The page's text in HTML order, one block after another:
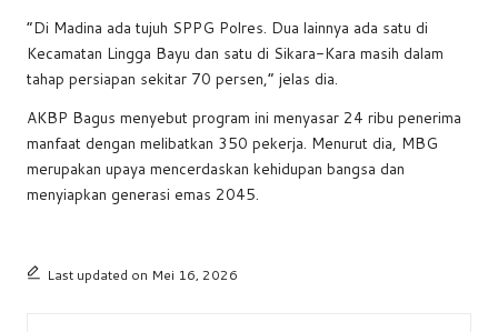
“Di Madina ada tujuh SPPG Polres. Dua lainnya ada satu di
Kecamatan Lingga Bayu dan satu di Sikara-Kara masih dalam
tahap persiapan sekitar 70 persen,” jelas dia.
AKBP Bagus menyebut program ini menyasar 24 ribu penerima
manfaat dengan melibatkan 350 pekerja. Menurut dia, MBG
merupakan upaya mencerdaskan kehidupan bangsa dan
menyiapkan generasi emas 2045.
Last updated on Mei 16, 2026